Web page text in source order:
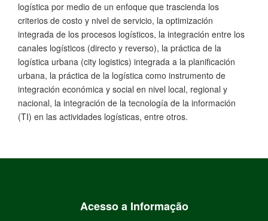
logística por medio de un enfoque que trascienda los
criterios de costo y nivel de servicio, la optimización
integrada de los procesos logísticos, la integración entre los
canales logísticos (directo y reverso), la práctica de la
logística urbana (city logistics) integrada a la planificación
urbana, la práctica de la logística como instrumento de
integración económica y social en nivel local, regional y
nacional, la integración de la tecnología de la información
(TI) en las actividades logísticas, entre otros.
Acesso a Informação